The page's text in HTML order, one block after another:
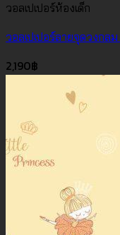
วอลเปเปอร์ห้องเด็ก
วอลเปเปอร์ลายจุดวงก
2,190฿